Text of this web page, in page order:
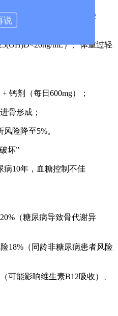
12%（同龄健康女性风险
mL）、体重过轻
钙剂（每日600mg）；
骨形成；
险降至5%。
坏”
病10年，血糖控制不佳
（糖尿病导致骨代谢异
18%（同龄非糖尿病患者风险
可能影响维生素B12吸收）、
说